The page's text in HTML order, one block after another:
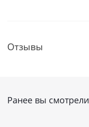
Отзывы
Ранее вы смотрели